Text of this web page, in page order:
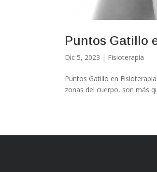
Puntos Gatillo
Dic 5, 2023 | Fisioterapia
Puntos Gatillo en
zonas del cuerpo, son más